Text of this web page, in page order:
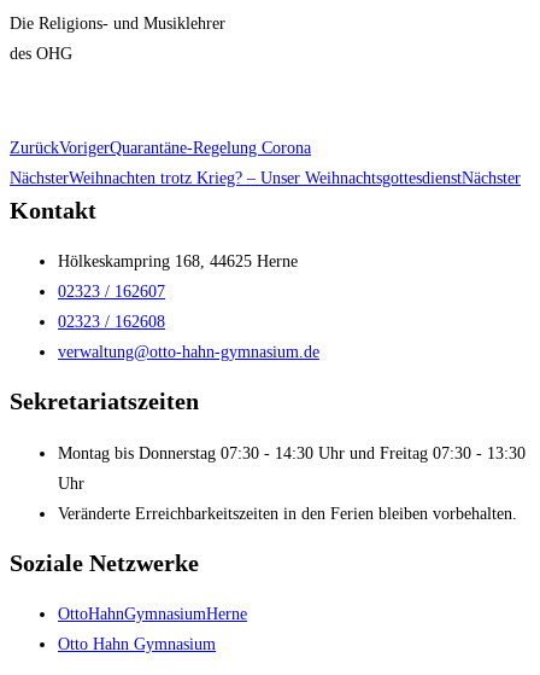
Die Religions- und Musiklehrer
des OHG
ZurückVorigerQuarantäne-Regelung Corona
NächsterWeihnachten trotz Krieg? – Unser WeihnachtsgottesdienstNächster
Kontakt
Hölkeskampring 168, 44625 Herne
02323 / 162607
02323 / 162608
verwaltung@otto-hahn-gymnasium.de
Sekretariatszeiten
Montag bis Donnerstag 07:30 - 14:30 Uhr und Freitag 07:30 - 13:30
Uhr
Veränderte Erreichbarkeitszeiten in den Ferien bleiben vorbehalten.
Soziale Netzwerke
OttoHahnGymnasiumHerne
Otto Hahn Gymnasium